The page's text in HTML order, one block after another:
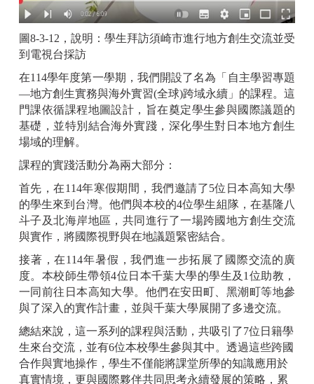
圖8-3-12，說明：學生拜訪須崎市進行地方創生交流並受
到電視台採訪
在114學年度第一學期，我們開設了名為「自主學習專題
—地方創生實務與海外實習(全球)跨域永續」的課程。這
門課依循課程地圖設計，旨在奠定學生參與國際議題的
基礎，並特別結合海外實踐，深化學生對日本地方創生
場域的理解。
課程的實踐活動分為兩大部分：
首先，在114年寒假期間，我們邀請了5位日本高知大學
的學生來到台灣。他們與本校的4位學生組隊，在基隆八
斗子及北海岸地區，共同進行了一場跨國地方創生交流
與實作，將國際視野與在地議題緊密結合。
接著，在114年暑假，我們進一步拓展了國際交流的廣
度。本校師生帶領4位日本千葉大學的學生及1位助教，
一同前往日本高知大學。他們在安田町、黑潮町等地參
與了深入的實作計畫，並與千葉大學展開了多邊交流。
總結來說，這一系列的課程與活動，共吸引了7位日籍學
生來台交流，並有6位本校學生參與其中。透過這些跨國
合作與實地操作，學生不僅能將課堂所學的知識應用於
真實情境，更與國際夥伴共同思考永續發展的策略，累